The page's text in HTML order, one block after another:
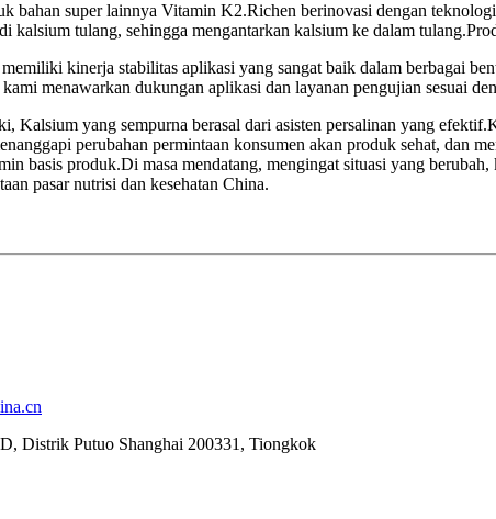
bahan super lainnya Vitamin K2.Richen berinovasi dengan
kalsium tulang, sehingga mengantarkan kalsium ke dalam
memiliki kinerja stabilitas aplikasi yang sangat baik dalam
menawarkan dukungan aplikasi dan layanan pengujian sesuai
Kalsium yang sempurna berasal dari asisten persalinan yang
perubahan permintaan konsumen akan produk sehat, dan
basis produk.Di masa mendatang, mengingat situasi yang
pasar nutrisi dan kesehatan China.
Distrik Putuo Shanghai 200331, Tiongkok